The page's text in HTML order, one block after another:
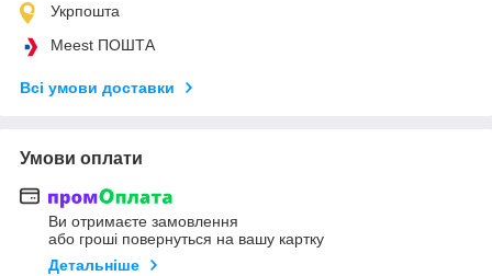
Укрпошта
Meest ПОШТА
Всі умови доставки
Умови оплати
Ви отримаєте замовлення
або гроші повернуться на вашу картку
Детальніше